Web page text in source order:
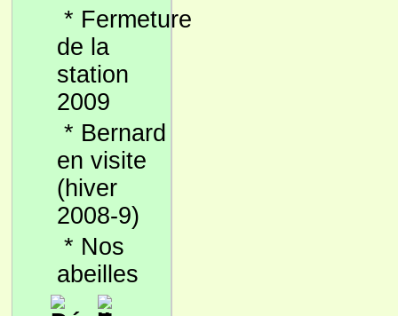
* Fermeture
de la
station
2009
* Bernard
en visite
(hiver
2008-9)
* Nos
abeilles